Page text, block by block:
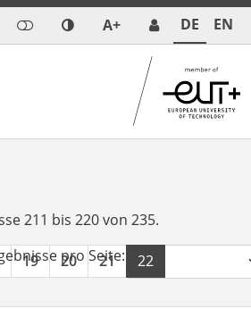
A+ DE EN
211 bis 220 von 235.
19 20 21 22
pro Seite: